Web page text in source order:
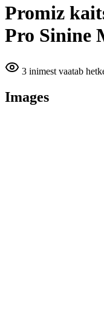
Promiz
Pro Sinine
3 inimest vaatab
Images